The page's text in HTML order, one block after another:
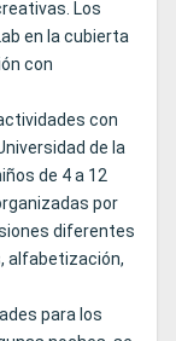
Los
en la cubierta
con
con
de la
de 4 a 12
por
diferentes
alfabetización,
para los